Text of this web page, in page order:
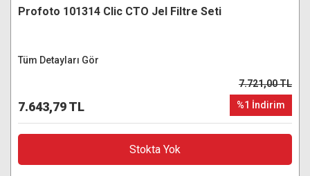
Profoto 101314 Clic CTO Jel Filtre Seti
Tüm Detayları Gör
7.643,79 TL
7.721,00 TL
%1 İndirim
Stokta Yok